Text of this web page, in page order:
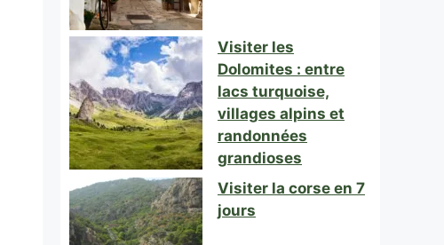
Visiter les
Dolomites : entre
lacs turquoise,
villages alpins et
randonnées
grandioses
Visiter la corse en 7
jours